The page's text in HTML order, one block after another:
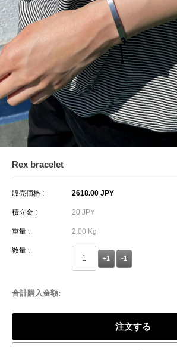
Rex bracelet
販売価格 : 2618.00 JPY
積立金 : 20 JPY
重量 : 2.00 Kg
数量 :
+1 -1
合計購入金額:
注文する